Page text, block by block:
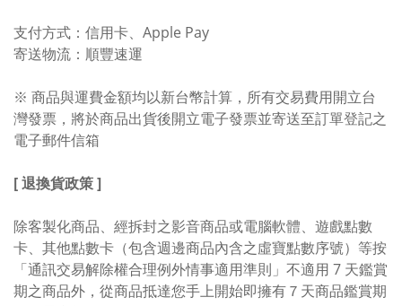
支付方式：信用卡、Apple Pay
寄送物流：順豐速運
※ 商品與運費金額均以新台幣計算，所有交易費用開立台
灣發票，將於商品出貨後開立電子發票並寄送至訂單登記之
電子郵件信箱
[ 退換貨政策 ]
除客製化商品、經拆封之影音商品或電腦軟體、遊戲點數
卡、其他點數卡（包含週邊商品內含之虛寶點數序號）等按
「通訊交易解除權合理例外情事適用準則」不適用 7 天鑑賞
期之商品外，從商品抵達您手上開始即擁有７天商品鑑賞期